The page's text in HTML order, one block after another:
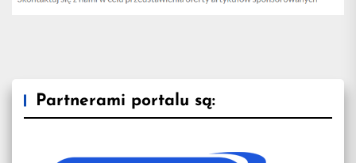
Partnerami portalu są: